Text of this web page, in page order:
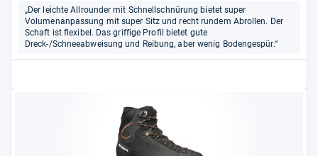
„Der leichte Allrounder mit Schnellschnürung bietet super
Volumenanpassung mit super Sitz und recht rundem Abrollen. Der
Schaft ist flexibel. Das griffige Profil bietet gute
Dreck-/Schneeabweisung und Reibung, aber wenig Bodengespür.“